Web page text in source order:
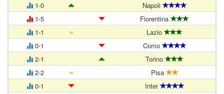
1-0
Napoli
1-5
Fiorentina
1-1
=
Lazio
0-1
Como
2-1
Torino
2-2
=
Pisa
0-1
Inter